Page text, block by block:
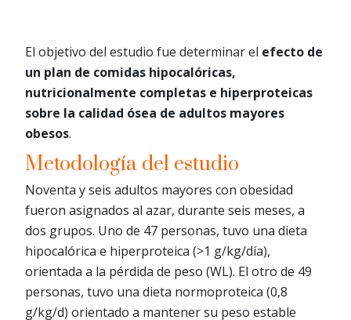
El objetivo del estudio fue determinar el efecto de
un plan de comidas hipocalóricas,
nutricionalmente completas e hiperproteicas
sobre la calidad ósea de adultos mayores
obesos.
Metodología del estudio
Noventa y seis adultos mayores con obesidad
fueron asignados al azar, durante seis meses, a
dos grupos. Uno de 47 personas, tuvo una dieta
hipocalórica e hiperproteica (>1 g/kg/día),
orientada a la pérdida de peso (WL). El otro de 49
personas, tuvo una dieta normoproteica (0,8
g/kg/d) orientado a mantener su peso estable